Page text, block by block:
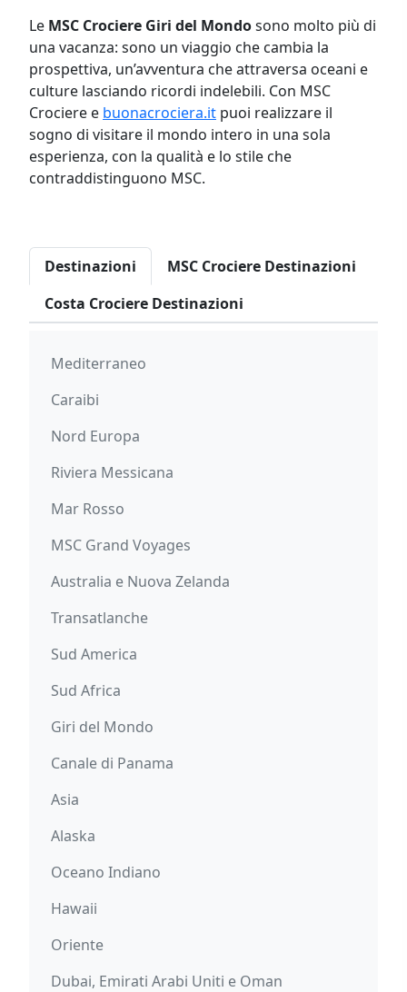
Le MSC Crociere Giri del Mondosono molto più di
una vacanza: sono un viaggio che cambia la
prospettiva, un’avventura che attraversa oceani e
culture lasciando ricordi indelebili. Con MSC
Crociere e buonacrociera.it puoi realizzare il
sogno di visitare il mondo intero in una sola
esperienza, con la qualità e lo stile che
contraddistinguono MSC.
Destinazioni
MSC Crociere Destinazioni
Costa Crociere Destinazioni
Mediterraneo
Caraibi
Nord Europa
Riviera Messicana
Mar Rosso
MSC Grand Voyages
Australia e Nuova Zelanda
Transatlanche
Sud America
Sud Africa
Giri del Mondo
Canale di Panama
Asia
Alaska
Oceano Indiano
Hawaii
Oriente
Dubai, Emirati Arabi Uniti e Oman